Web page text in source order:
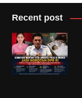
Recent post